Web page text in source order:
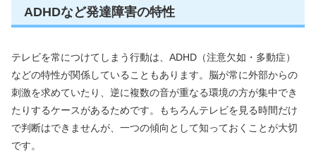
ADHDなど発達障害の特性
テレビを常につけてしまう行動は、ADHD（注意欠如・多動症）
などの特性が関係していることもあります。脳が常に外部からの
刺激を求めていたり、逆に複数の音が重なる環境の方が集中でき
たりするケースがあるためです。もちろんテレビを見る時間だけ
で判断はできませんが、一つの傾向として知っておくことが大切
です。